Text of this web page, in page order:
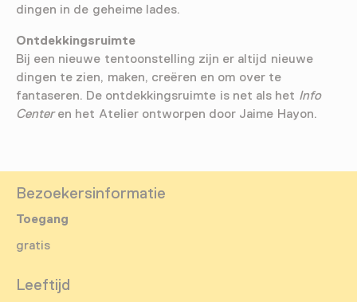
dingen in de geheime lades.
Ontdekkingsruimte
Bij een nieuwe tentoonstelling zijn er altijd nieuwe
dingen te zien, maken, creëren en om over te
fantaseren. De ontdekkingsruimte is net als het Info
Centeren het Atelier ontworpen door Jaime Hayon.
Bezoekersinformatie
Toegang
gratis
Leeftijd